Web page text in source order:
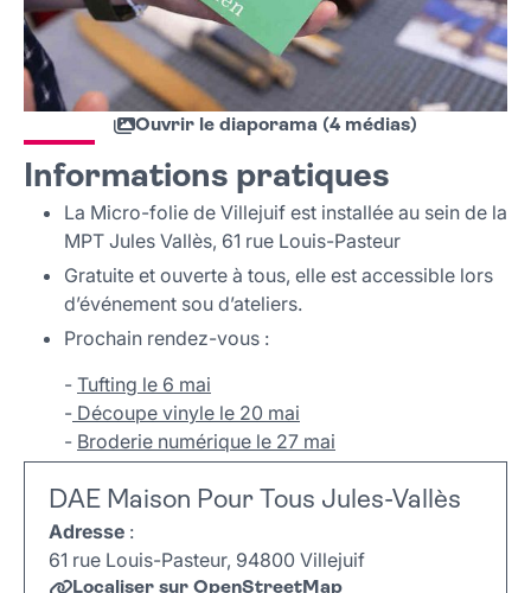
Ouvrir le diaporama (4 médias)
Informations pratiques
La Micro-folie de Villejuif est installée au sein de la
MPT Jules Vallès, 61 rue Louis-Pasteur
Gratuite et ouverte à tous, elle est accessible lors
d’événement sou d’ateliers.
Prochain rendez-vous :
- Tufting le 6 mai
- Découpe vinyle le 20 mai
- Broderie numérique le 27 mai
DAE Maison Pour Tous Jules-Vallès
Adresse :
61 rue Louis-Pasteur, 94800 Villejuif
Localiser sur OpenStreetMap